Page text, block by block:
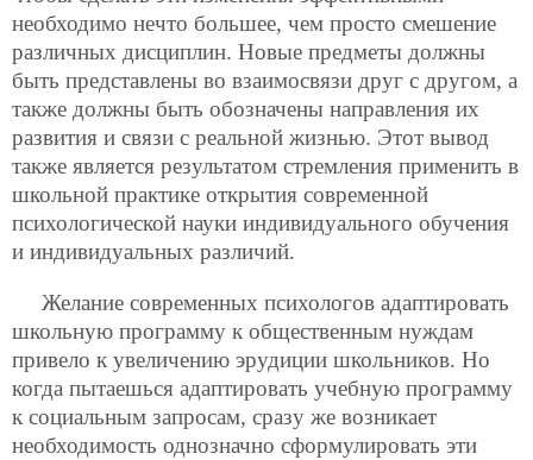
необходимо нечто большее, чем просто смешение
различных дисциплин. Новые предметы должны
быть представлены во взаимосвязи друг с другом, а
также должны быть обозначены направления их
развития и связи с реальной жизнью. Этот вывод
также является результатом стремления применить в
школьной практике открытия современной
психологической науки индивидуального обучения
и индивидуальных различий.
Желание современных психологов адаптировать
школьную программу к общественным нуждам
привело к увеличению эрудиции школьников. Но
когда пытаешься адаптировать учебную программу
к социальным запросам, сразу же возникает
необходимость однозначно сформулировать эти